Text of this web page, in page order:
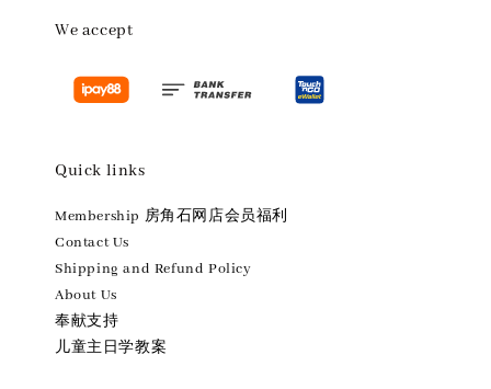
We accept
Quick links
Membership 房角石网店会员福利
Contact Us
Shipping and Refund Policy
About Us
奉献支持
儿童主日学教案